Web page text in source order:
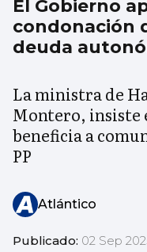
El Gobierno
condonación
deuda
La ministra de
Montero, insiste
beneficia a
PP
Atlántico
Publicado: 02 Sep